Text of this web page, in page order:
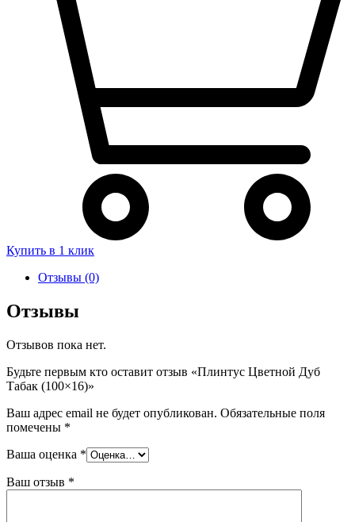
Купить в 1 клик
Отзывы (0)
Отзывы
Отзывов пока нет.
Будьте первым кто оставит отзыв «Плинтус Цветной Дуб
Табак (100×16)»
Ваш адрес email не будет опубликован. Обязательные поля
помечены *
Ваша оценка *
Ваш отзыв *